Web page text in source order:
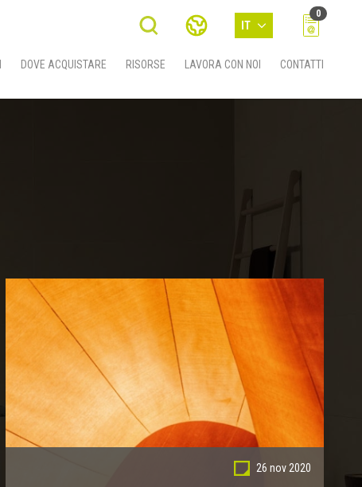
IT
0
DOVE ACQUISTARE RISORSE LAVORA CON NOI CONTATTI
26 nov 2020